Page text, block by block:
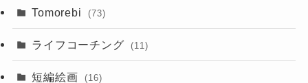
Tomorebi (73)
ライフコーチング (11)
短編絵画 (16)